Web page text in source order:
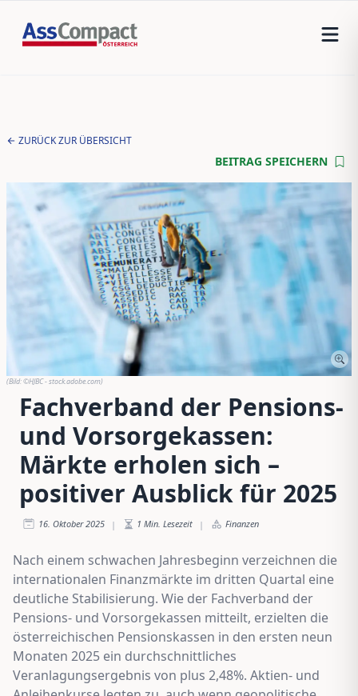
ZURÜCK ZUR ÜBERSICHT
BEITRAG SPEICHERN
(Bild:©HJBC - stock.adobe.com)
Fachverband der Pensions-
und Vorsorgekassen:
Märkte erholen sich –
positiver Ausblick für 2025
16. Oktober 2025 | 1 Min. Lesezeit | Finanzen
Nach einem schwachen Jahresbeginn verzeichnen die
internationalen Finanzmärkte im dritten Quartal eine
deutliche Stabilisierung. Wie der Fachverband der
Pensions- und Vorsorgekassen mitteilt, erzielten die
österreichischen Pensionskassen in den ersten neun
Monaten 2025 ein durchschnittliches
Veranlagungsergebnis von plus 2,48%. Aktien- und